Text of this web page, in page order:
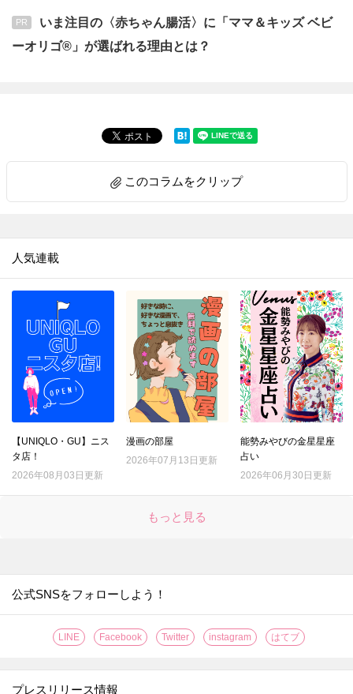
PR
いま注目の〈赤ちゃん腸活〉に「ママ＆キッズ ベビ
ーオリゴ®」が選ばれる理由とは？
このコラムをクリップ
人気連載
【UNIQLO・GU】ニス
タ店！
2026年08月03日更新
漫画の部屋
2026年07月13日更新
能勢みやびの金星星座
占い
2026年06月30日更新
もっと見る
公式SNSをフォローしよう！
LINE Facebook Twitter instagram はてブ
プレスリリース情報